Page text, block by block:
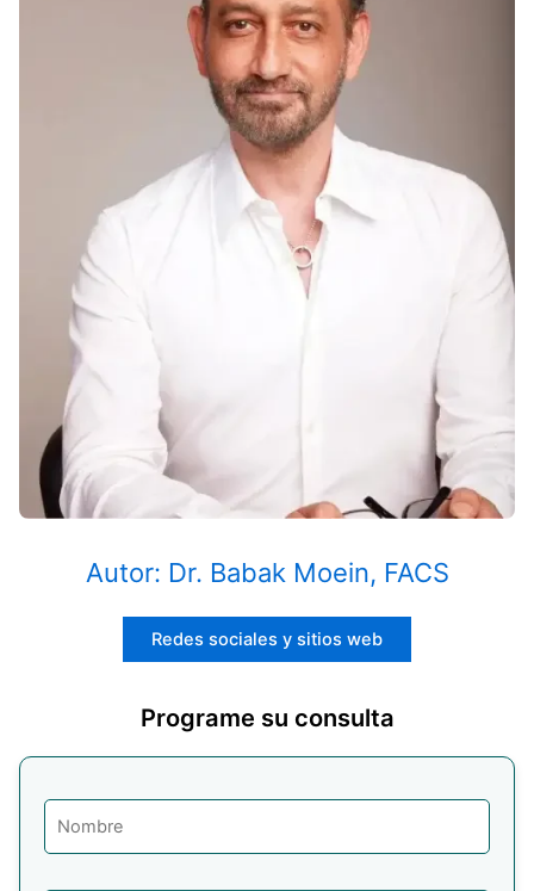
Autor: Dr. Babak Moein, FACS
Redes sociales y sitios web
Programe su consulta